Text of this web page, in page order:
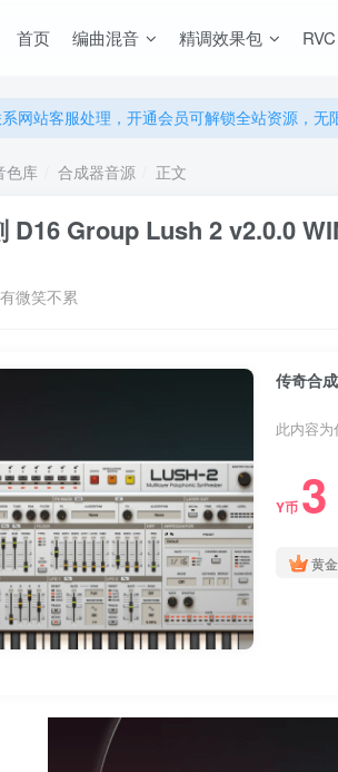
首页 编曲混音 精调效果包
网站客服处理，开通会员可解锁全站资源，无
网站客服处理，开通会员可解锁全站资源，无
色库 合成器音源 正文
D16 Group Lush 2 v2.0.0
微笑不累
传奇合
此内容
Y币 3
黄